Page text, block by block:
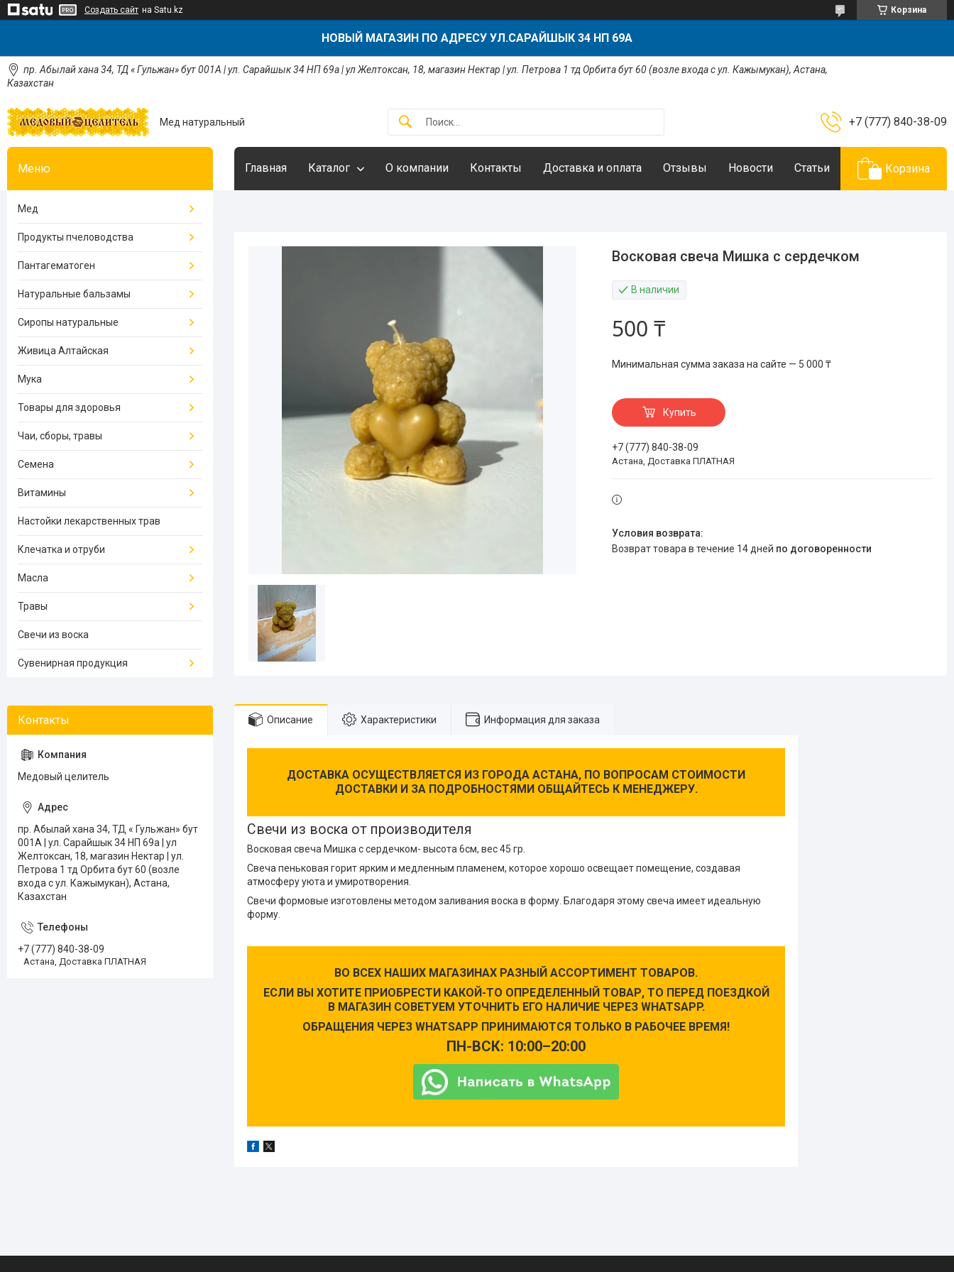
Создать сайт на Satu.kz Корзина
НОВЫЙ МАГАЗИН ПО АДРЕСУ УЛ.САРАЙШЫК 34 НП 69А
пр. Абылай хана 34, ТД « Гульжан» бут 001А | ул. Сарайшык 34 НП 69а | ул Желтоксан, 18, магазин Нектар | ул. Петрова 1 тд Орбита бут 60 (возле входа с ул. Кажымукан), Астана,
Казахстан
Мед натуральный +7 (777) 840-38-09
Главная Каталог О компании Контакты Доставка и оплата Отзывы Новости Статьи Корзина
Восковая свеча Мишка с сердечком
В наличии
500 ₸
Минимальная сумма заказа на сайте — 5 000 ₸
Купить
+7 (777) 840-38-09
Астана, Доставка ПЛАТНАЯ
возврат товара в течение 14 дней по договоренности
Описание Характеристики Информация для заказа
ДОСТАВКА ОСУЩЕСТВЛЯЕТСЯ ИЗ ГОРОДА АСТАНА, ПО ВОПРОСАМ СТОИМОСТИ
ДОСТАВКИ И ЗА ПОДРОБНОСТЯМИ ОБЩАЙТЕСЬ К МЕНЕДЖЕРУ.
Свечи из воска от производителя
Восковая свеча Мишка с сердечком- высота 6см, вес 45 гр.
Свеча пеньковая горит ярким и медленным пламенем, которое хорошо освещает помещение, создавая
атмосферу уюта и умиротворения.
Свечи формовые изготовлены методом заливания воска в форму. Благодаря этому свеча имеет идеальную
форму.
ВО ВСЕХ НАШИХ МАГАЗИНАХ РАЗНЫЙ АССОРТИМЕНТ ТОВАРОВ.
ЕСЛИ ВЫ ХОТИТЕ ПРИОБРЕСТИ КАКОЙ-ТО ОПРЕДЕЛЕННЫЙ ТОВАР, ТО ПЕРЕД ПОЕЗДКОЙ
В МАГАЗИН СОВЕТУЕМ УТОЧНИТЬ ЕГО НАЛИЧИЕ ЧЕРЕЗ WHATSAPP.
ОБРАЩЕНИЯ ЧЕРЕЗ WHATSAPP ПРИНИМАЮТСЯ ТОЛЬКО В РАБОЧЕЕ ВРЕМЯ!
ПН-ВСК: 10:00–20:00
Мед
Продукты пчеловодства
Пантагематоген
Натуральные бальзамы
Сиропы натуральные
Живица Алтайская
Мука
Товары для здоровья
Чаи, сборы, травы
Семена
Витамины
Настойки лекарственных трав
Клечатка и отруби
Масла
Травы
Свечи из воска
Сувенирная продукция
Медовый целитель
пр. Абылай хана 34, ТД « Гульжан» бут
001А | ул. Сарайшык 34 НП 69а | ул
Желтоксан, 18, магазин Нектар | ул.
Петрова 1 тд Орбита бут 60 (возле
входа с ул. Кажымукан), Астана,
Казахстан
+7 (777) 840-38-09
Астана, Доставка ПЛАТНАЯ